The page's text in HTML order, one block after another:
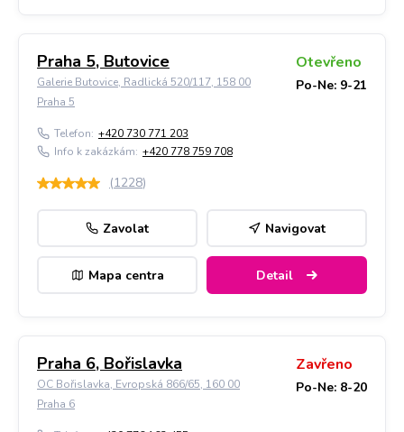
Praha 5, Butovice
Galerie Butovice, Radlická 520/117, 158 00
Praha 5
Otevřeno
Po-Ne: 9-21
Telefon: +420 730 771 203
Info k zakázkám: +420 778 759 708
(1228)
Zavolat Navigovat
Mapa centra Detail
Praha 6, Bořislavka
OC Bořislavka, Evropská 866/65, 160 00
Praha 6
Zavřeno
Po-Ne: 8-20